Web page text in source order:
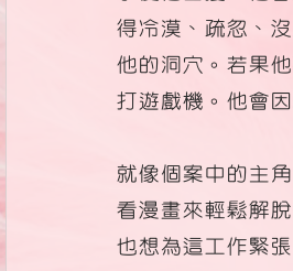
得冷漠、疏忽、
他的洞穴。若果
打遊戲機。他會
就像個案中的主
看漫畫來輕鬆解
也想為這工作緊